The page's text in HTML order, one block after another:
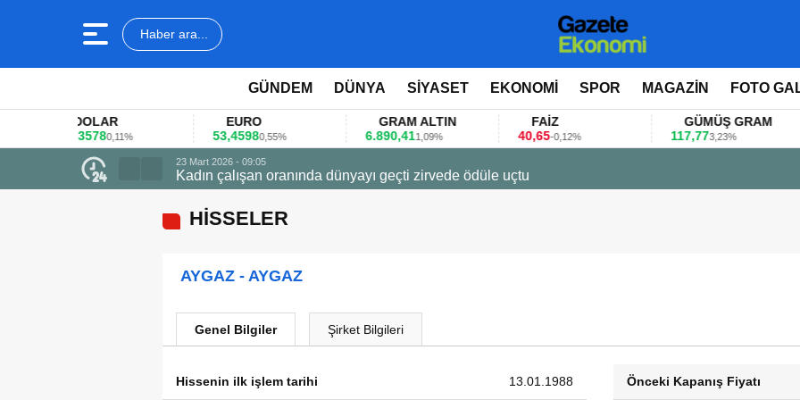
Haber ara...
GÜNDEM DÜNYA SİYASET EKONOMİ SPOR MAGAZİN FOTO
DOLAR
0,11%
EURO
53,45980,55%
GRAM ALTIN
6.890,411,09%
40,65-0,12%
GÜMÜŞ GRAM
117,773,23%
23 Mart 2026 - 09:05
Kadın çalışan oranında dünyayı geçti zirvede ödüle uçtu
HİSSELER
AYGAZ - AYGAZ
Genel Bilgiler Şirket Bilgileri
Hissenin ilk işlem tarihi 13.01.1988 Önceki Kapanış Fiyatı